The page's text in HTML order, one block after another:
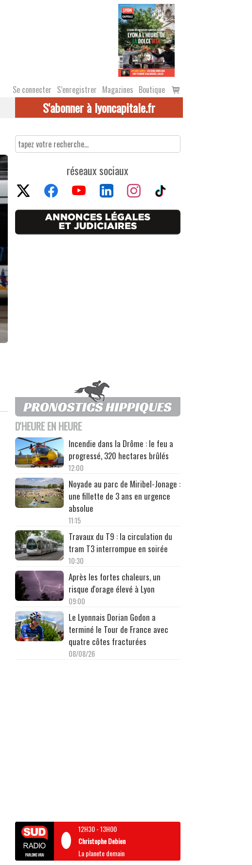
Se connecter S’enregistrer Magazines Boutique
Voir
le
S'abonner à lyoncapitale.fr
réseaux sociaux
D'HEURE EN HEURE
Incendie dans la Drôme : le feu a
progressé, 320 hectares brûlés
12:00
Noyade au parc de Miribel-Jonage :
une fillette de 3 ans en urgence
absolue
11:15
Travaux du T9 : la circulation du
tram T3 interrompue en soirée
10:30
Après les fortes chaleurs, un
risque d'orage élevé à Lyon
09:00
Le Lyonnais Dorian Godon a
terminé le Tour de France avec
quatre côtes fracturées
08/08/26
12H30-13H00
Christophe Debien
La planete demain